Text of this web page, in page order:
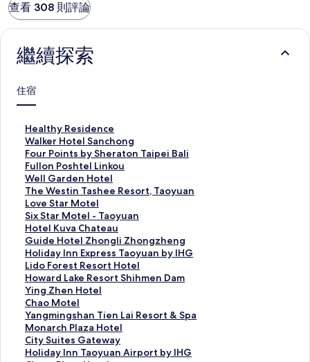
查看 308 則評論
繼續探索
住宿
Healthy Residence
H
e
a
l
t
h
y
R
e
s
i
d
e
n
c
e
的
連
結
Walker Hotel Sanchong
W
a
l
k
e
r
H
o
t
e
l
S
a
n
c
h
o
n
Four Points by Sheraton Taipei Bali
F
o
u
r
P
o
i
n
t
s
b
y
S
h
e
r
a
Fullon Poshtel Linkou
F
u
l
l
o
n
P
o
s
h
t
e
l
L
i
n
Well Garden Hotel
W
e
l
l
G
a
r
d
e
n
H
o
t
e
l
The Westin Tashee Resort, Taoyuan
T
h
e
W
e
s
t
i
n
T
a
s
h
e
Love Star Motel
L
o
v
e
S
t
a
r
M
o
t
e
l
Six Star Motel - Taoyuan
S
i
x
S
t
a
r
M
o
t
e
l
Hotel Kuva Chateau
H
o
t
e
l
K
u
v
a
C
h
Guide Hotel Zhongli Zhongzheng
G
u
i
d
e
H
o
t
e
l
Holiday Inn Express Taoyuan by IHG
H
o
l
i
d
a
y
I
n
Lido Forest Resort Hotel
L
i
d
o
F
o
r
e
Howard Lake Resort Shihmen Dam
H
o
w
a
r
d
L
Ying Zhen Hotel
Y
i
n
g
Z
h
Chao Motel
C
h
a
o
M
Yangmingshan Tien Lai Resort & Spa
Y
a
n
g
Monarch Plaza Hotel
M
o
n
City Suites Gateway
C
iHoliday Inn Taoyuan Airport by IHG
H